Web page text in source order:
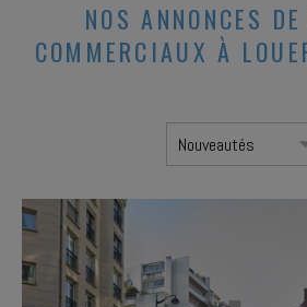
NOS ANNONCES
COMMERCIAUX À